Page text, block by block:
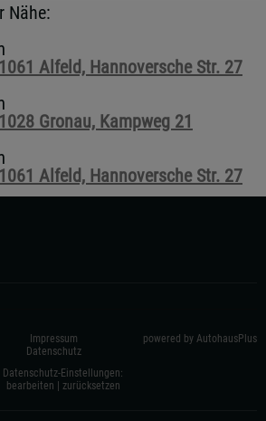
Nähe:
Alfeld, Hannoversche Str. 27
Gronau, Kampweg 21
Alfeld, Hannoversche Str. 27
Impressum
Datenschutz
Datenschutz-Einstellungen:
bearbeiten | zurücksetzen
powered by AutohausPlus